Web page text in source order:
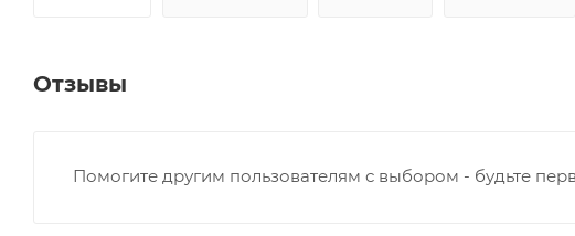
Отзывы
Помогите другим пользователям с выбором - будьте